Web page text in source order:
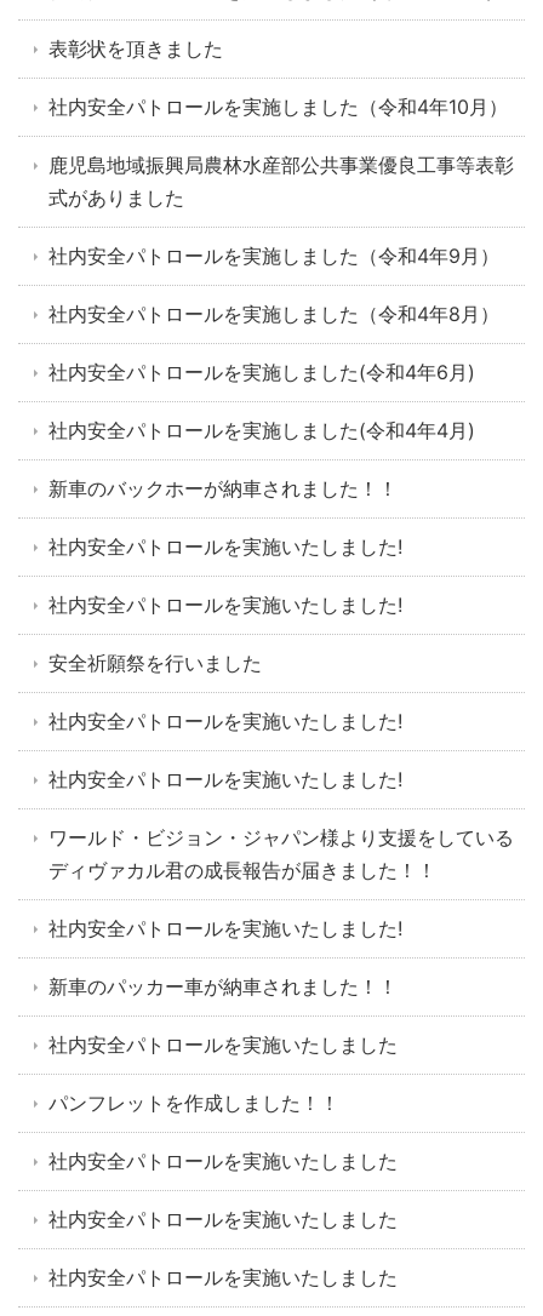
表彰状を頂きました
社内安全パトロールを実施しました（令和4年10月）
鹿児島地域振興局農林水産部公共事業優良工事等表彰
式がありました
社内安全パトロールを実施しました（令和4年9月）
社内安全パトロールを実施しました（令和4年8月）
社内安全パトロールを実施しました(令和4年6月)
社内安全パトロールを実施しました(令和4年4月)
新車のバックホーが納車されました！！
社内安全パトロールを実施いたしました!
社内安全パトロールを実施いたしました!
安全祈願祭を行いました
社内安全パトロールを実施いたしました!
社内安全パトロールを実施いたしました!
ワールド・ビジョン・ジャパン様より支援をしている
ディヴァカル君の成長報告が届きました！！
社内安全パトロールを実施いたしました!
新車のパッカー車が納車されました！！
社内安全パトロールを実施いたしました
パンフレットを作成しました！！
社内安全パトロールを実施いたしました
社内安全パトロールを実施いたしました
社内安全パトロールを実施いたしました